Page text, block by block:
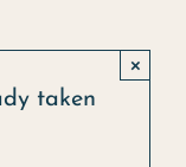
taken
×